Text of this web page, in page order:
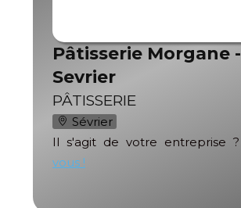
Pâtisserie Morgane -
Sevrier
PÂTISSERIE
Sévrier
Il s'agit de votre entreprise ?
vous !